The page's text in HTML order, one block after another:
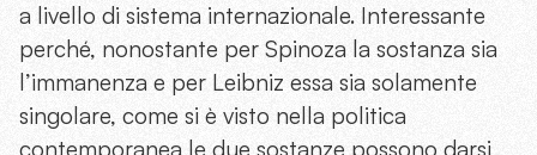
a livello di sistema internazionale. Interessante
perché, nonostante per Spinoza la sostanza sia
l’immanenza e per Leibniz essa sia solamente
singolare, come si è visto nella politica